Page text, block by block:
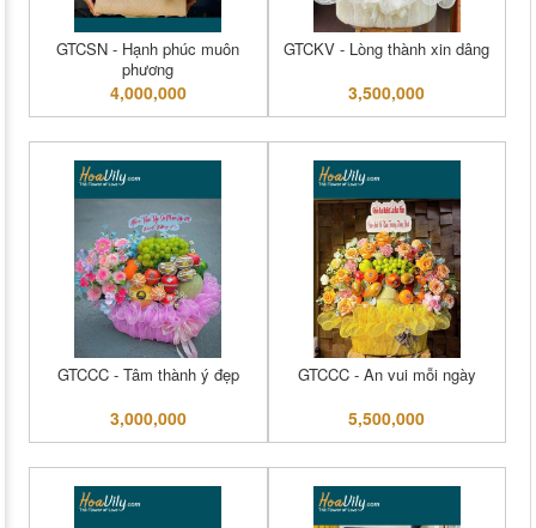
GTCSN - Hạnh phúc muôn
phương
4,000,000
GTCKV - Lòng thành xin dâng
3,500,000
GTCCC - Tâm thành ý đẹp
3,000,000
GTCCC - An vui mỗi ngày
5,500,000